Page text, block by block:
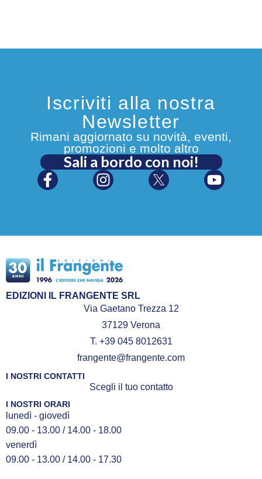
Iscriviti alla nostra
Newsletter
Rimani aggiornato su novità, eventi,
promozioni e molto altro
Sali a bordo con noi!
EDIZIONI IL FRANGENTE SRL
Via Gaetano Trezza 12
37129 Verona
T. +39 045 8012631
frangente@frangente.com
I NOSTRI CONTATTI
Scegli il tuo contatto
I NOSTRI ORARI
lunedì - giovedì
09.00 - 13.00 / 14.00 - 18.00
venerdì
09.00 - 13.00 / 14.00 - 17.30